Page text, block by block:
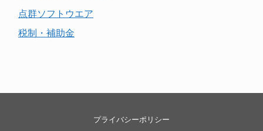
点群ソフトウエア
税制・補助金
プライバシーポリシー